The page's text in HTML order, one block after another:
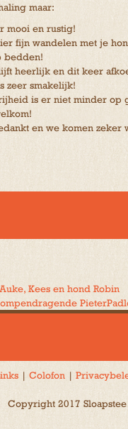
maar:
mooi en rustig!
fijn wandelen met je
bedden!
heerlijk en dit keer
zeer smakelijk!
is er niet minder op
en we komen zeker
Kees en hond Robin
| Colofon |
Copyright 2017 Sloapstee